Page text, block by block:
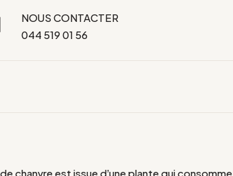
NOUS CONTACTER
044 519 01 56
chanvre est issue d’une plante qui consomme